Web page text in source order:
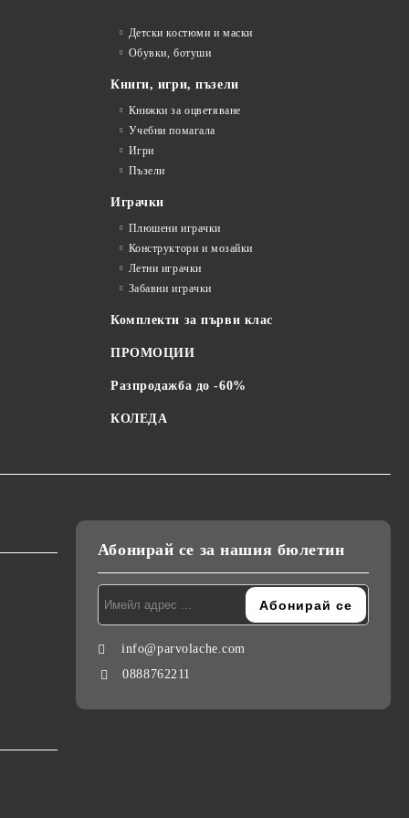
Детски костюми и маски
Обувки, ботуши
Книги, игри, пъзели
Книжки за оцветяване
Учебни помагала
Игри
Пъзели
Играчки
Плюшени играчки
Конструктори и мозайки
Летни играчки
Забавни играчки
Комплекти за първи клас
ПРОМОЦИИ
Разпродажба до -60%
КОЛЕДА
Абонирай се за нашия бюлетин
info@parvolache.com
0888762211